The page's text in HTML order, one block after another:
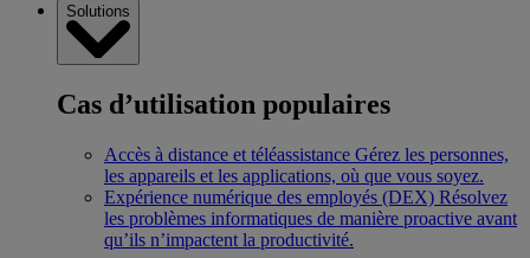
Solutions
Cas d’utilisation populaires
Accès à distance et téléassistance Gérez les personnes,
les appareils et les applications, où que vous soyez.
Expérience numérique des employés (DEX) Résolvez
les problèmes informatiques de manière proactive avant
qu’ils n’impactent la productivité.